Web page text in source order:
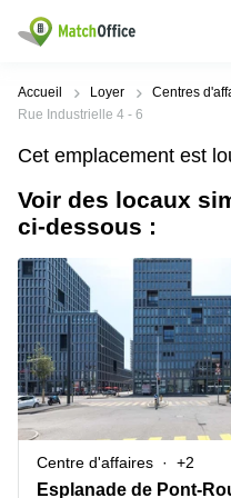
Rechercher / publier
Pages
de
Bureau
Centre
d'affaires
Coworking
Salle
de
réunion
Bureau
virtuel
Villes
Populaires
Location
bureau
Bureau
à louer
Genève
Bureau à
louer
Lausanne
Coworking
Zurich
Recherches
populaires
Voie du
Chariot 3
Place de
la Gare
12
Lausanne
Rue du
Pré-de-
la-
1
Genève
Aide
Qui sommes-nous?
Publier un local
Prix
Connexion
Choisissez une langue
Switzerland
Accueil Loyer Centres
Rue Industrielle 4 - 6
Cet emplacement est
Voir des locaux
ci-dessous :
Centre d'affaires +2